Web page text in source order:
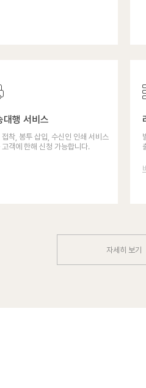
대행 서비스
접착, 봉투 삽입, 수신인 인쇄 서비스
고객에 한해 신청 가능합니다.
자세히 보기